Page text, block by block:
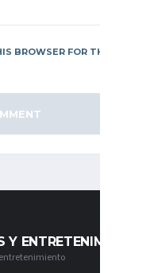
BROWSER FOR THE
Y ENTRETENIMIENTO